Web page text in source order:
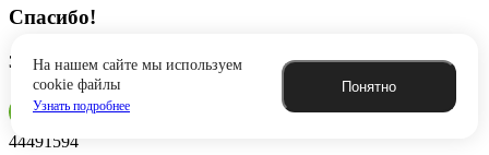
На нашем сайте мы используем
cookie файлы
Узнать подробнее
Понятно
Спасибо!
Заявка успешно отправлена
44491594